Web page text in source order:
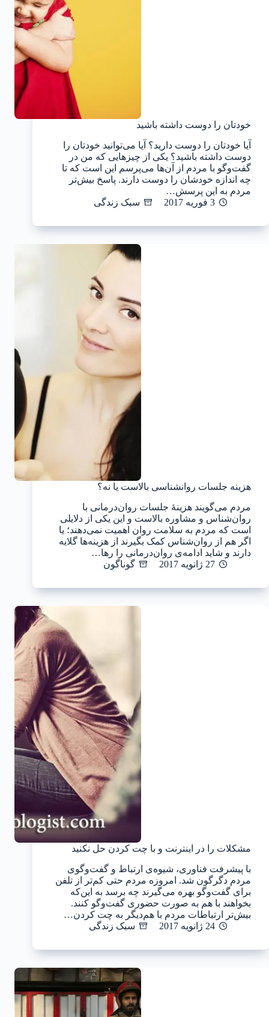
خودتان را دوست داشته باشید
آیا خودتان را دوست دارید؟ آیا می‌توانید خودتان را
دوست داشته باشید؟ یکی از چیزهایی که من در
گفت‌و‌گو با مردم از آن‌ها می‌پرسم این است که تا
چه اندازه خودشان را دوست دارند. پاسخ بیش‌تر
مردم به این پرسش…
3 فوریه 2017
سبک زندگی
هزینه جلسات روانشناسی بالاست یا نه؟
مردم می‌گویند هزینهٔ جلسات روان‌درمانی با
روان‌شناس و مشاوره بالاست و این یکی از دلایلی
است که مردم به سلامت روان اهمیت نمی‌دهند؛ یا
اگر هم از روان‌شناس کمک بگیرند از هزینه‌ها گلایه
دارند و شاید ادامه‌ی روان‌درمانی را رها…
27 ژانویه 2017
گوناگون
مشکلات را در اینترنت و با چت کردن حل نکنید
با پیشرفت فناوری، شیوه‌ی ارتباط و گفت‌و‌گوی
مردم دگرگون شد. امروزه مردم حتی کم‌تر از تلفن
برای گفت‌و‌گو بهره می‌گیرند چه برسد به این‌که
بخواهند با هم به صورت حضوری گفت‌وگو کنند.
بیش‌تر ارتباطات مردم با هم‌دیگر به چت کردن…
24 ژانویه 2017
سبک زندگی